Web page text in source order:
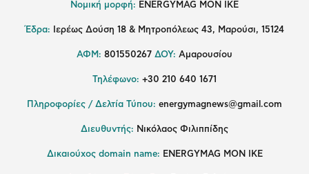
Νομική μορφή: ENERGYMAG MON IKE
Έδρα: Ιερέως Δούση 18 & Μητροπόλεως 43, Μαρούσι, 15124
ΑΦΜ: 801550267 ΔΟΥ: Αμαρουσίου
Τηλέφωνο: +30 210 640 1671
Πληροφορίες / Δελτία Τύπου: energymagnews@gmail.com
Διευθυντής: Νικόλαος Φιλιππίδης
Δικαιούχος domain name: ENERGYMAG ΜΟΝ ΙΚΕ